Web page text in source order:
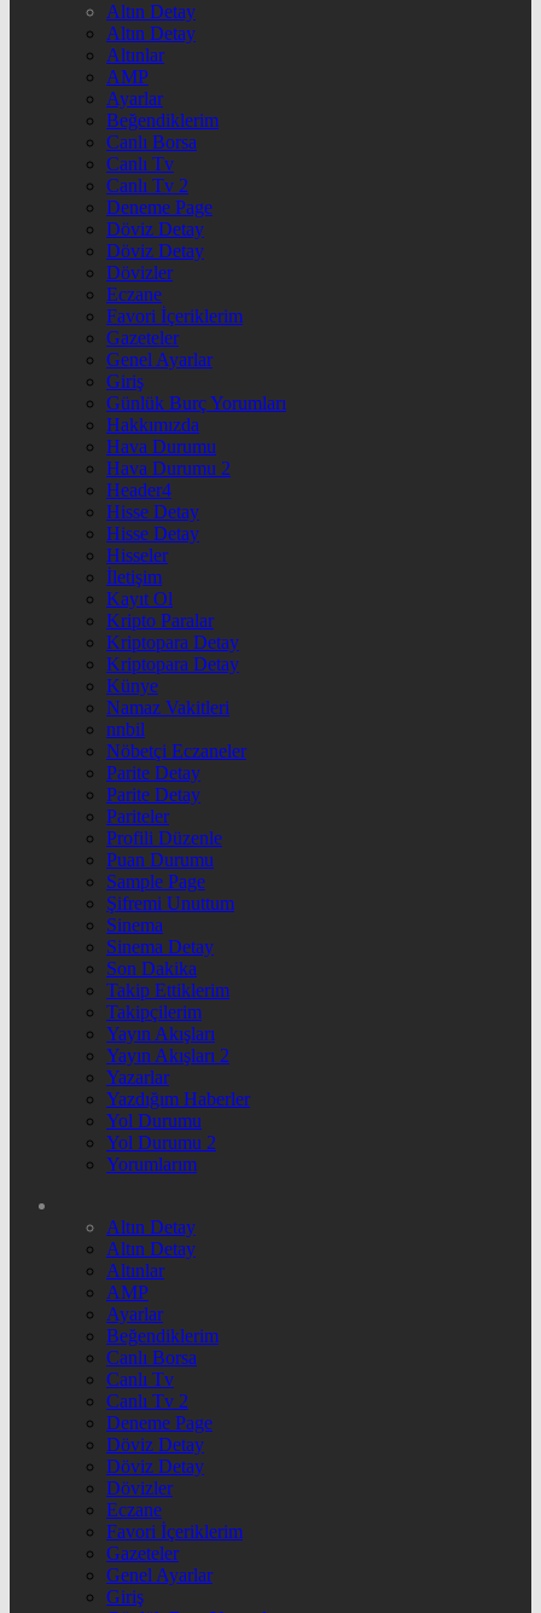
Altın Detay
Altın Detay
Altınlar
AMP
Ayarlar
Beğendiklerim
Canlı Borsa
Canlı Tv
Canlı Tv 2
Deneme Page
Döviz Detay
Döviz Detay
Dövizler
Eczane
Favori İçeriklerim
Gazeteler
Genel Ayarlar
Giriş
Günlük Burç Yorumları
Hakkımızda
Hava Durumu
Hava Durumu 2
Header4
Hisse Detay
Hisse Detay
Hisseler
İletişim
Kayıt Ol
Kripto Paralar
Kriptopara Detay
Kriptopara Detay
Künye
Namaz Vakitleri
nnbil
Nöbetçi Eczaneler
Parite Detay
Parite Detay
Pariteler
Profili Düzenle
Puan Durumu
Sample Page
Şifremi Unuttum
Sinema
Sinema Detay
Son Dakika
Takip Ettiklerim
Takipçilerim
Yayın Akışları
Yayın Akışları 2
Yazarlar
Yazdığım Haberler
Yol Durumu
Yol Durumu 2
Yorumlarım
Altın Detay
Altın Detay
Altınlar
AMP
Ayarlar
Beğendiklerim
Canlı Borsa
Canlı Tv
Canlı Tv 2
Deneme Page
Döviz Detay
Döviz Detay
Dövizler
Eczane
Favori İçeriklerim
Gazeteler
Genel Ayarlar
Giriş